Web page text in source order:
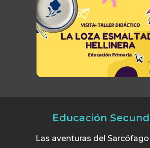
Educación
Las aventuras del